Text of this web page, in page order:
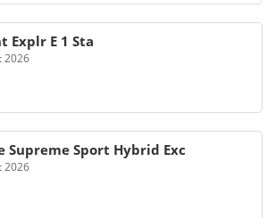
Explr E 1 Sta
2026
Supreme Sport Hybrid Exc
2026